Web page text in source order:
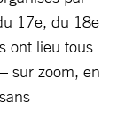
17e, du 18e
ont lieu tous
sur zoom, en